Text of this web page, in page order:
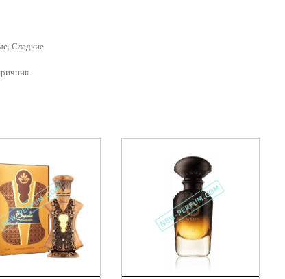
Сладкие